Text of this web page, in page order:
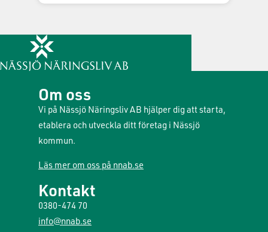
Om oss
Vi på Nässjö Näringsliv AB hjälper dig att starta,
etablera och utveckla ditt företag i Nässjö
kommun.
Läs mer om oss på nnab.se
Kontakt
0380-474 70
info@nnab.se